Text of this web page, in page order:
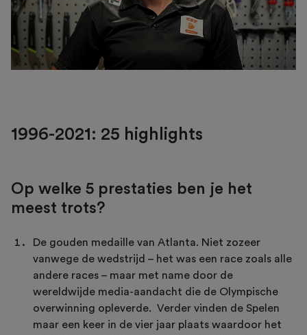
1996-2021: 25 highlights
Op welke 5 prestaties ben je het
meest trots?
De gouden medaille van Atlanta. Niet zozeer
vanwege de wedstrijd – het was een race zoals alle
andere races – maar met name door de
wereldwijde media-aandacht die de Olympische
overwinning opleverde. Verder vinden de Spelen
maar een keer in de vier jaar plaats waardoor het